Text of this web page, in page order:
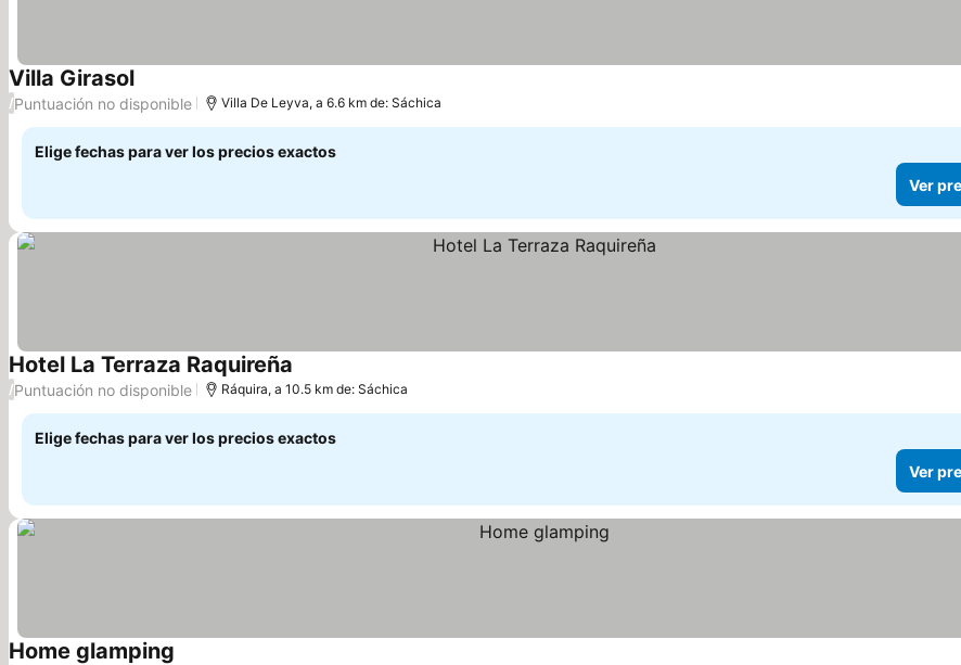
Villa Girasol
/Puntuación no disponible Villa De Leyva, a 6.6 km de: Sáchica
Elige fechas para ver los precios exactos
Ver
Hotel La Terraza Raquireña
/Puntuación no disponible Ráquira, a 10.5 km de: Sáchica
Elige fechas para ver los precios exactos
Ver
Home glamping